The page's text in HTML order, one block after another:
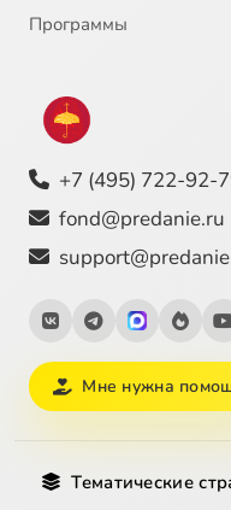
Программы
+7 (495) 722-92-
fond@predanie.ru
Мне нужна
Тематические